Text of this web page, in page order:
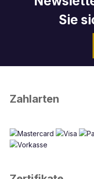
Sie
Zahlarten